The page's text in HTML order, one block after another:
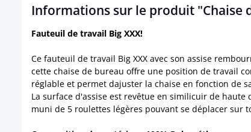
Informations sur le produit "Chaise
Fauteuil de travail Big XXX!
Ce fauteuil de travail Big XXX avec son assise
cette chaise de bureau offre une position de travail
réglable et permet dajuster la chaise en fonction de
La surface d'assise est revêtue en similicuir de
muni de 5 roulettes légères pouvant se déplacer sur